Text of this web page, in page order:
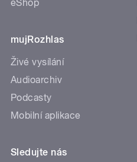
eShop
mujRozhlas
Živé vysílání
Audioarchiv
Podcasty
Mobilní aplikace
Sledujte nás